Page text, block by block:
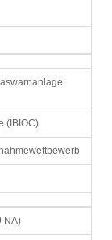
(IBIOC)
NA)